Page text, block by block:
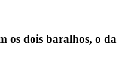
os dois baralhos, o da